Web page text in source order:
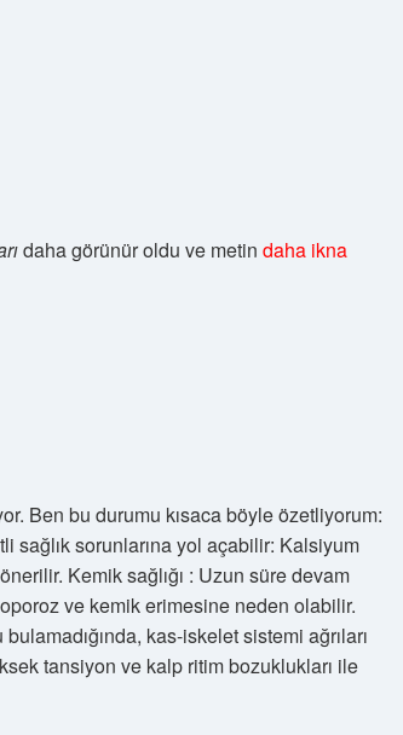
daha görünür oldu ve metin daha ikna
Ben bu durumu kısaca böyle özetliyorum:
sorunlarına yol açabilir: Kalsiyum
Kemik sağlığı : Uzun süre devam
ve kemik erimesine neden olabilir.
kas-iskelet sistemi ağrıları
tansiyon ve kalp ritim bozuklukları ile